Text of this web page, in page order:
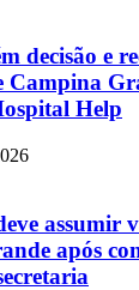
decisão e
Campina
Help
assumir
após